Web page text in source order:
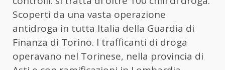
Scoperti da una vasta operazione
antidroga in tutta Italia della Guardia di
Finanza di Torino. I trafficanti di droga
operavano nel Torinese, nella provincia di